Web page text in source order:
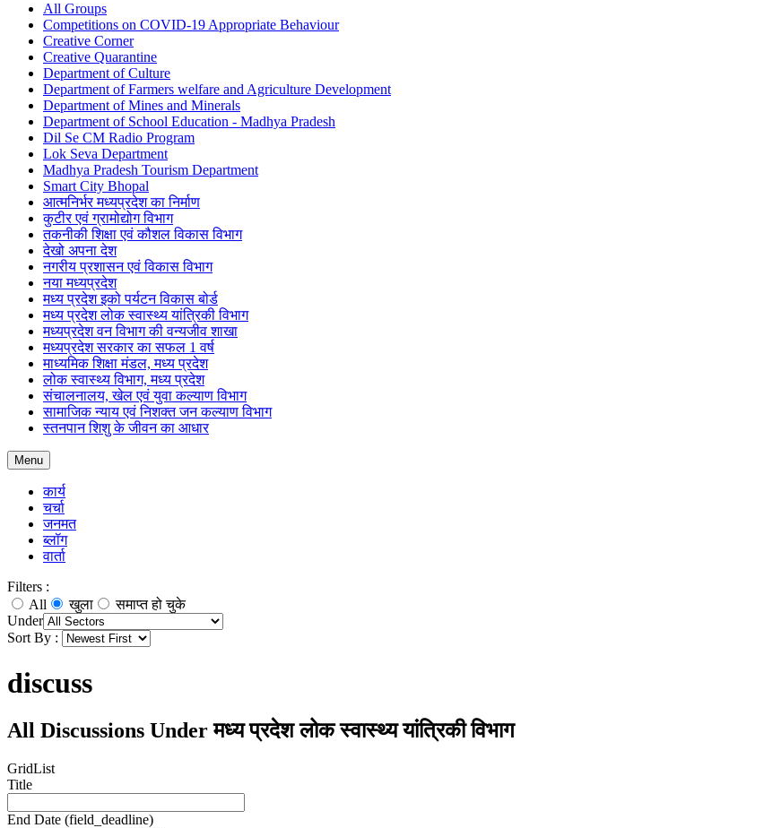
All Groups
Competitions on COVID-19 Appropriate Behaviour
Creative Corner
Creative Quarantine
Department of Culture
Department of Farmers welfare and Agriculture Development
Department of Mines and Minerals
Department of School Education - Madhya Pradesh
Dil Se CM Radio Program
Lok Seva Department
Madhya Pradesh Tourism Department
Smart City Bhopal
आत्मनिर्भर मध्यप्रदेश का निर्माण
कुटीर एवं ग्रामोद्योग विभाग
तकनीकी शिक्षा एवं कौशल विकास विभाग
देखो अपना देश
नगरीय प्रशासन एवं विकास विभाग
नया मध्यप्रदेश
मध्य प्रदेश इको पर्यटन विकास बोर्ड
मध्य प्रदेश लोक स्वास्थ्य यांत्रिकी विभाग
मध्यप्रदेश वन विभाग की वन्यजीव शाखा
मध्यप्रदेश सरकार का सफल 1 वर्ष
माध्यमिक शिक्षा मंडल, मध्य प्रदेश
लोक स्वास्थ्य विभाग, मध्य प्रदेश
संचालनालय, खेल एवं युवा कल्याण विभाग
सामाजिक न्याय एवं निशक्त जन कल्याण विभाग
स्तनपान शिशु के जीवन का आधार
Menu
कार्य
चर्चा
जनमत
ब्लॉग
वार्ता
Filters :
All
खुला
समाप्त हो चुके
Under
Sort By :
discuss
All Discussions Under मध्य प्रदेश लोक स्वास्थ्य यांत्रिकी विभाग
GridList
Title
End Date (field_deadline)